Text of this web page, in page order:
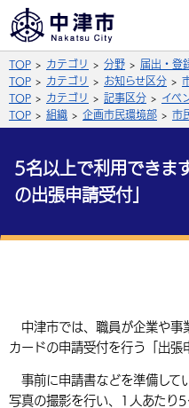
ふり
黒
文
拡大
英語（English）
Facebook
サイト内検索
総合メニュー
福祉・介護
税金
入札・契約
農林水産業
子育て・教育
施設情報
観光・移住
TOP カテゴリ 分野 届出・登
TOP
カテゴリ お知らせ区分
TOP
カテゴリ 記事区分
イベ
TOP
組織 企画市民環境部 市
5名以上で利用できま
の出張申請受付」
中津市では、職員が企業や事
カードの申請受付を行う「出張
事前に申請書などを準備して
写真の撮影を行い、1人あたり